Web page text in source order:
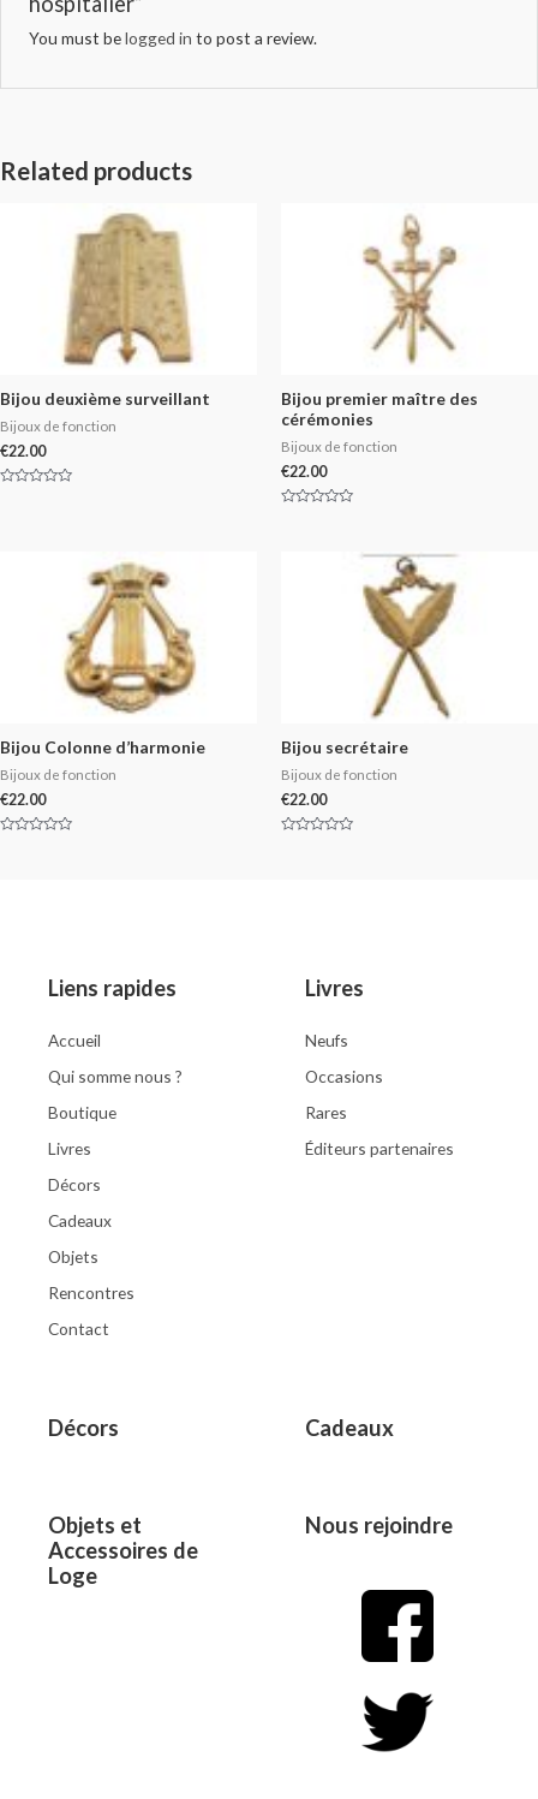
You must belogged in to post a review.
Related products
Bijou deuxième surveillant
Bijoux de fonction
€22.00
Bijou premier maître des
cérémonies
Bijoux de fonction
€22.00
Bijou Colonne d’harmonie
Bijoux de fonction
€22.00
Bijou secrétaire
Bijoux de fonction
€22.00
Liens rapides
Accueil
Qui somme nous ?
Boutique
Livres
Décors
Cadeaux
Objets
Rencontres
Contact
Livres
Neufs
Occasions
Rares
Éditeurs partenaires
Décors Cadeaux
Objets et
Accessoires de
Loge
Nous rejoindre